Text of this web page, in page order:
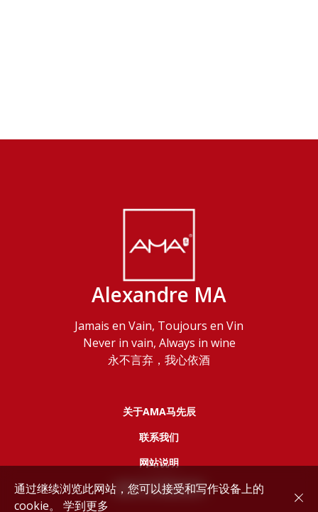
Alexandre MA
Jamais en Vain, Toujours en Vin
Never in vain, Always in wine
永不言弃，我心依酒
关于AMA马先辰
联系我们
网站说明
服务协议和隐私政策
通过继续浏览此网站，您可以接受和写作设备上的
cookie。 学到更多